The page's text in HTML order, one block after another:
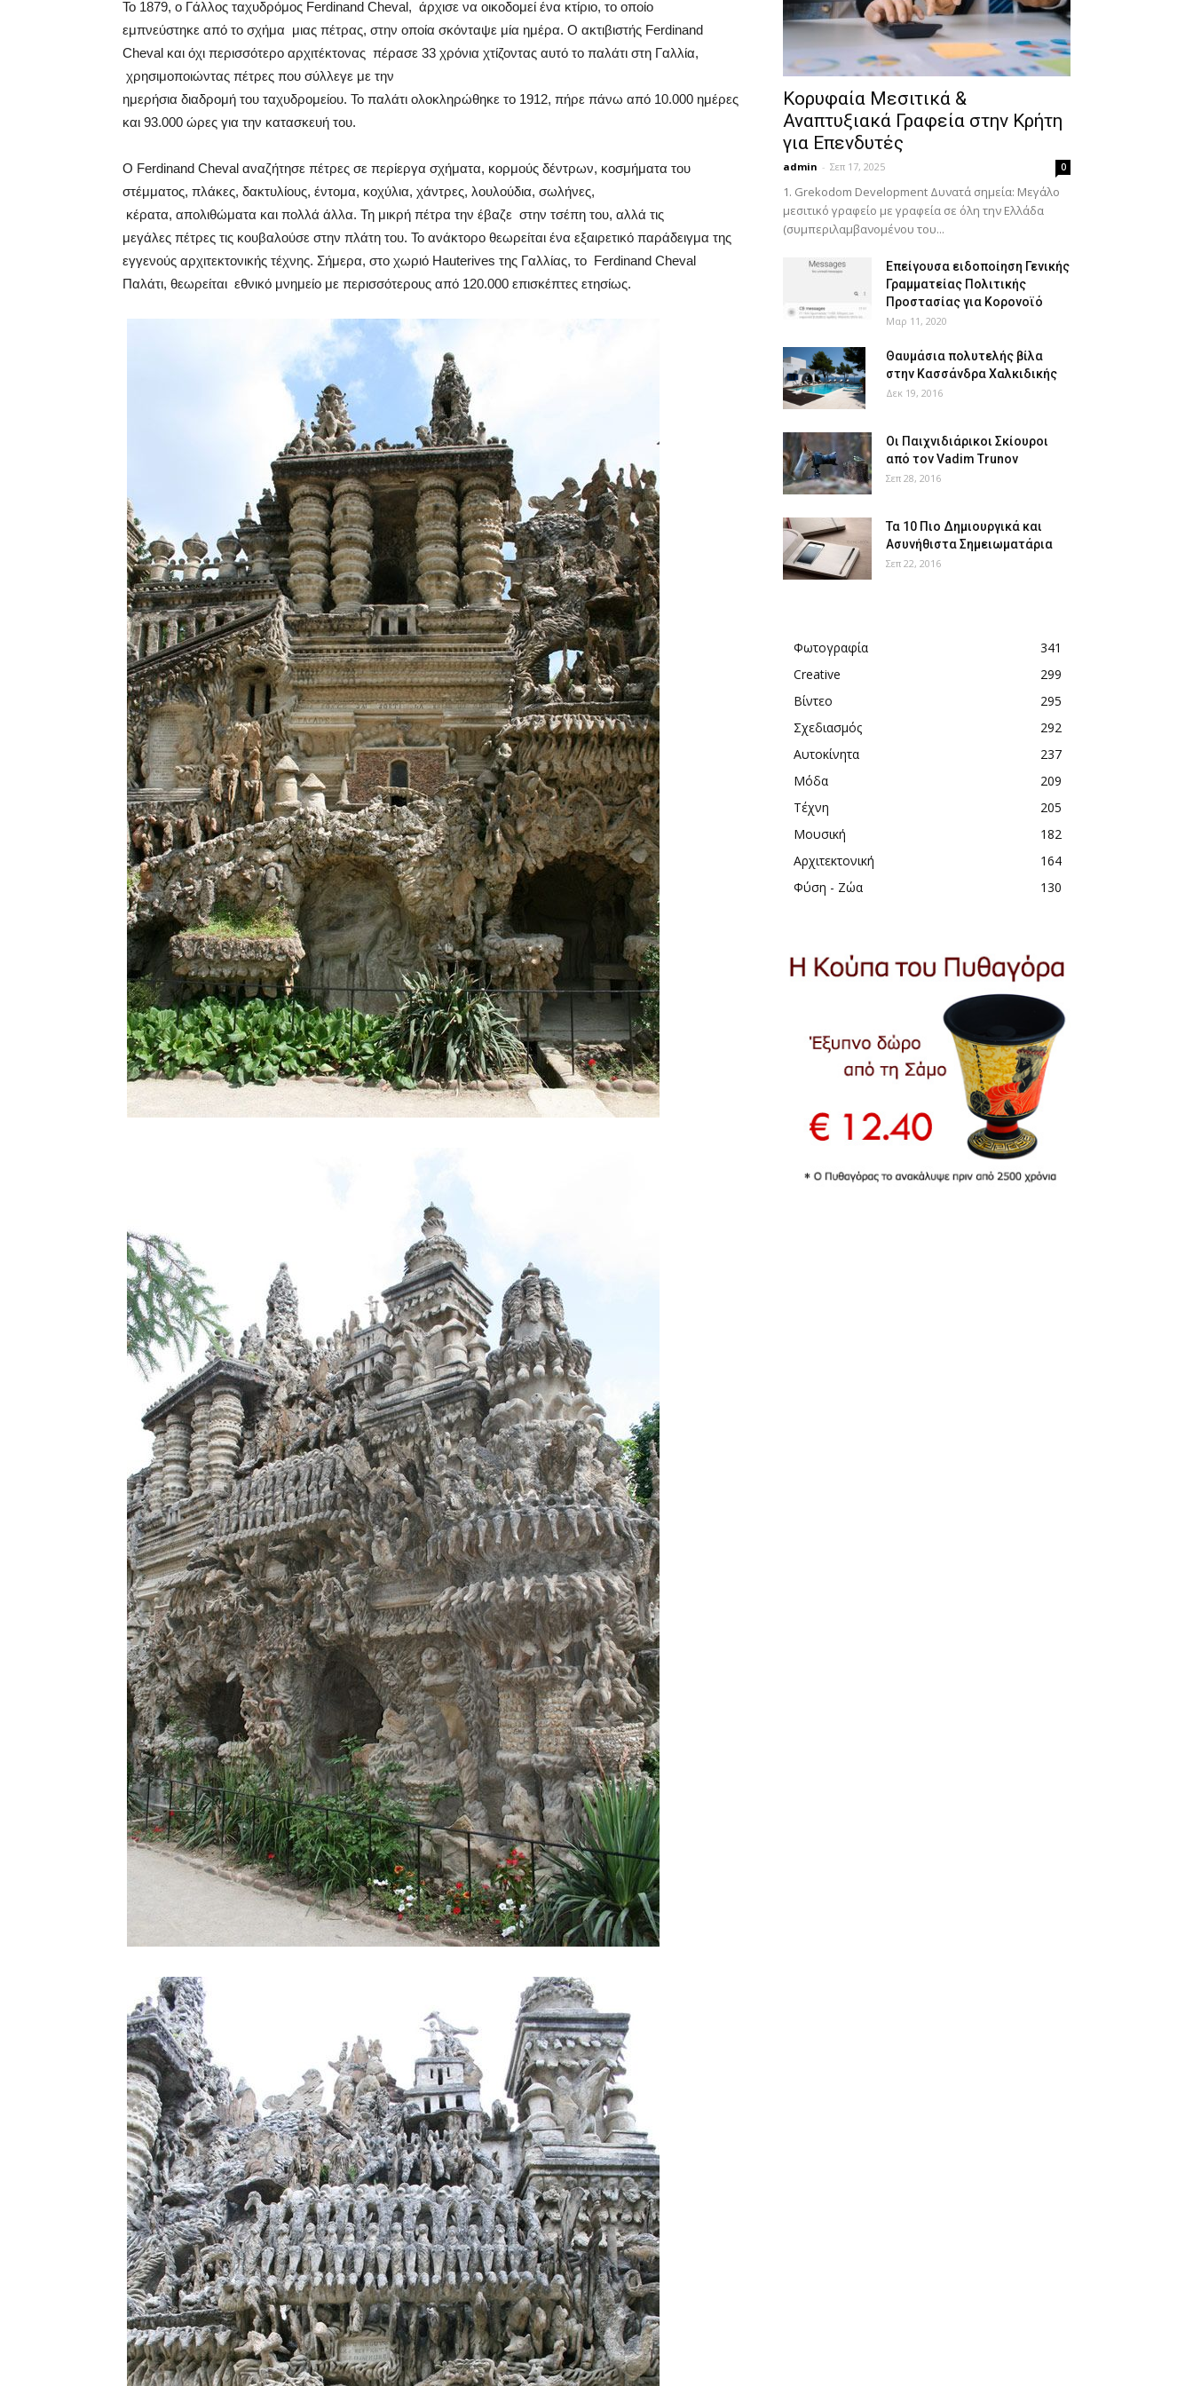
Το 1879, ο Γάλλος ταχυδρόμος Ferdinand Cheval, άρχισε να οικοδομεί ένα κτίριο, το οποίο
εμπνεύστηκε από το σχήμα μιας πέτρας, στην οποία σκόνταψε μία ημέρα. Ο ακτιβιστής Ferdinand
Cheval και όχι περισσότερο αρχιτέκτονας πέρασε 33 χρόνια χτίζοντας αυτό το παλάτι στη Γαλλία,
χρησιμοποιώντας πέτρες που σύλλεγε με την
ημερήσια διαδρομή του ταχυδρομείου. Το παλάτι ολοκληρώθηκε το 1912, πήρε πάνω από 10.000 ημέρες
και 93.000 ώρες για την κατασκευή του.
Ο Ferdinand Cheval αναζήτησε πέτρες σε περίεργα σχήματα, κορμούς δέντρων, κοσμήματα του
στέμματος, πλάκες, δακτυλίους, έντομα, κοχύλια, χάντρες, λουλούδια, σωλήνες,
κέρατα, απολιθώματα και πολλά άλλα. Τη μικρή πέτρα την έβαζε στην τσέπη του, αλλά τις
μεγάλες πέτρες τις κουβαλούσε στην πλάτη του. Το ανάκτορο θεωρείται ένα εξαιρετικό παράδειγμα της
εγγενούς αρχιτεκτονικής τέχνης. Σήμερα, στο χωριό Hauterives της Γαλλίας, το Ferdinand Cheval
Παλάτι, θεωρείται εθνικό μνημείο με περισσότερους από 120.000 επισκέπτες ετησίως.
Κορυφαία Μεσιτικά &
Αναπτυξιακά Γραφεία στην Κρήτη
για Επενδυτές
admin - Σεπ 17, 2025 0
1. Grekodom Development Δυνατά σημεία: Μεγάλο
μεσιτικό γραφείο με γραφεία σε όλη την Ελλάδα
(συμπεριλαμβανομένου του...
Επείγουσα ειδοποίηση Γενικής
Γραμματείας Πολιτικής
Προστασίας για Κορονοϊό
Μαρ 11, 2020
Θαυμάσια πολυτελής βίλα
στην Κασσάνδρα Χαλκιδικής
Δεκ 19, 2016
Οι Παιχνιδιάρικοι Σκίουροι
από τον Vadim Trunov
Σεπ 28, 2016
Τα 10 Πιο Δημιουργικά και
Ασυνήθιστα Σημειωματάρια
Σεπ 22, 2016
Φωτογραφία
341
Creative
299
Βίντεο
295
Σχεδιασμός
292
Αυτοκίνητα
237
Μόδα
209
Τέχνη
205
Μουσική
182
Αρχιτεκτονική
164
Φύση - Ζώα
130